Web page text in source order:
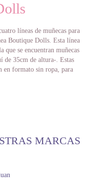
líneas de muñecas para
Boutique Dolls. Esta línea
que se encuentran muñecas
de 35cm de altura-. Estas
en formato sin ropa, para
línea. Son un tanto más
como achatado-lo cual
para proporcionar horas
MARCAS